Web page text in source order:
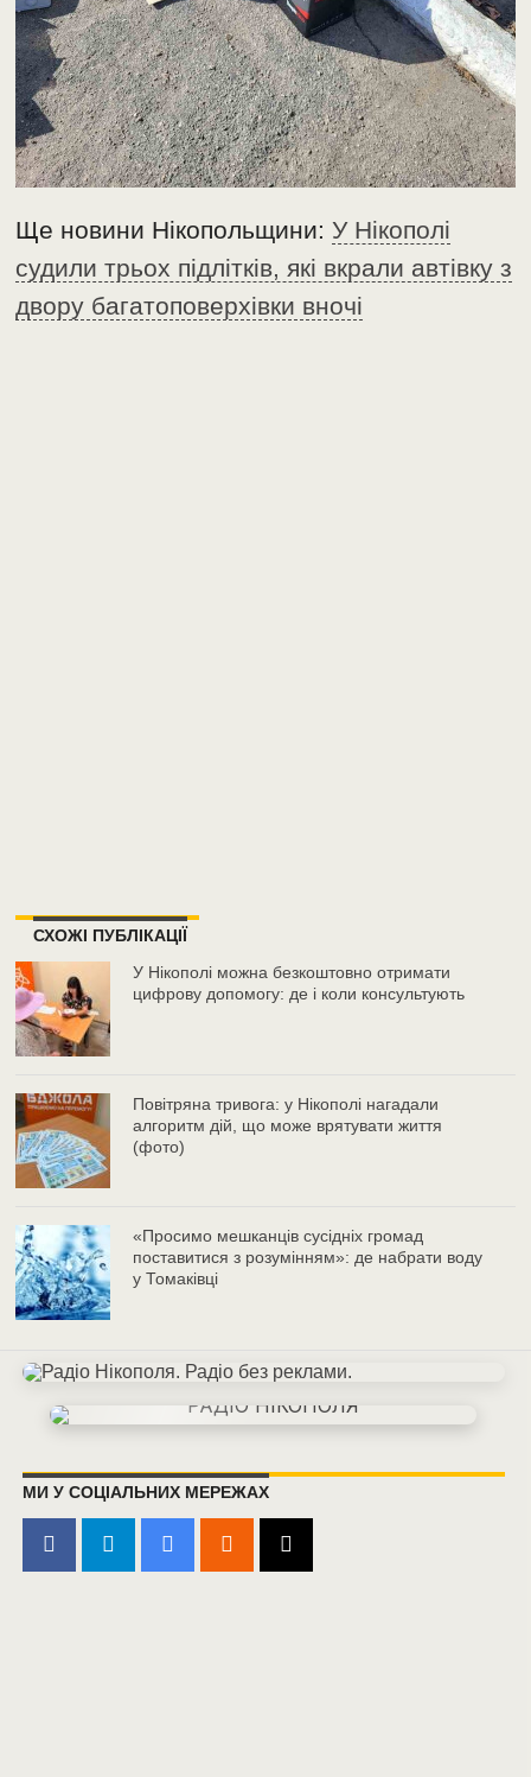
Ще новини Нікопольщини:У Нікополі
судили трьох підлітків, які вкрали автівку з
двору багатоповерхівки вночі
СХОЖІ ПУБЛІКАЦІЇ
У Нікополі можна безкоштовно отримати
цифрову допомогу: де і коли консультують
Повітряна тривога: у Нікополі нагадали
алгоритм дій, що може врятувати життя
(фото)
«Просимо мешканців сусідніх громад
поставитися з розумінням»: де набрати воду
у Томаківці
МИ У СОЦІАЛЬНИХ МЕРЕЖАХ